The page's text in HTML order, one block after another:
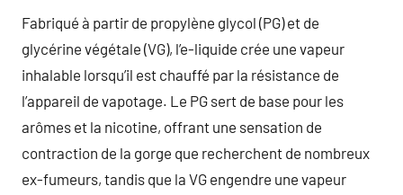
Fabriqué à partir de propylène glycol (PG) et de
glycérine végétale (VG), l’e-liquide crée une vapeur
inhalable lorsqu’il est chauffé par la résistance de
l’appareil de vapotage. Le PG sert de base pour les
arômes et la nicotine, offrant une sensation de
contraction de la gorge que recherchent de nombreux
ex-fumeurs, tandis que la VG engendre une vapeur